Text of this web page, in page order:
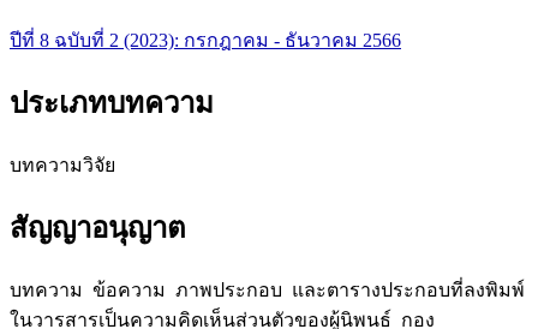
ปีที่ 8 ฉบับที่ 2 (2023): กรกฎาคม - ธันวาคม 2566
ประเภทบทความ
บทความวิจัย
สัญญาอนุญาต
บทความ ข้อความ ภาพประกอบ และตารางประกอบที่ลงพิมพ์
ในวารสารเป็นความคิดเห็นส่วนตัวของผู้นิพนธ์ กอง